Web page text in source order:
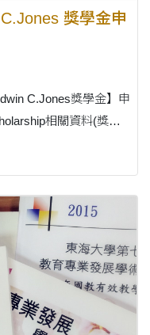
獎學金申
相關資料(獎學
學請於3/25～5/6備妥